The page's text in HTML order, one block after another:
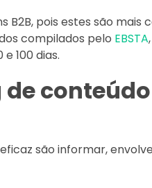
pois estes são mais
compilados pelo EBSTA
100 dias.
conteúdo
são informar,